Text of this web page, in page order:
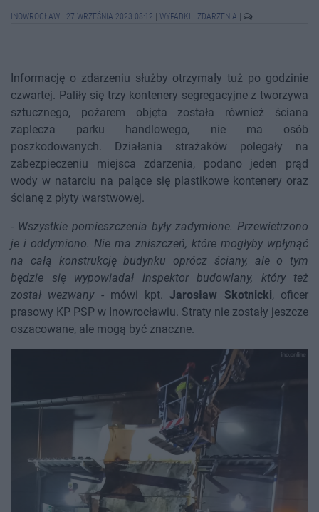
INOWROCŁAW 27 WRZEŚNIA 2023 08:12 WYPADKI I ZDARZENIA
Informację o zdarzeniu służby otrzymały tuż po godzinie
czwartej. Paliły się trzy kontenery segregacyjne z tworzywa
sztucznego, pożarem objęta została również ściana
zaplecza parku handlowego, nie ma osób
poszkodowanych. Działania strażaków polegały na
zabezpieczeniu miejsca zdarzenia, podano jeden prąd
wody w natarciu na palące się plastikowe kontenery oraz
ścianę z płyty warstwowej.
- Wszystkie pomieszczenia były zadymione. Przewietrzono
je i oddymiono. Nie ma zniszczeń, które mogłyby wpłynąć
na całą konstrukcję budynku oprócz ściany, ale o tym
będzie się wypowiadał inspektor budowlany, który też
został wezwany- mówi kpt.Jarosław Skotnicki, oficer
prasowy KP PSP w Inowrocławiu. Straty nie zostały jeszcze
oszacowane, ale mogą być znaczne.